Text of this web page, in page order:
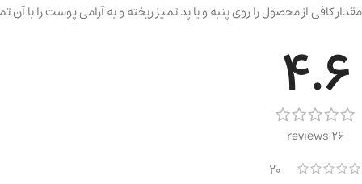
مقدار کافی از محصول را روی پنبه و یا پد تمیز ریخته و به آرامی پوست را با آن
4.6
26 reviews
20